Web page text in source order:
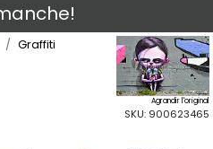
Graffiti
Agrandir l'original
SKU: 900623465